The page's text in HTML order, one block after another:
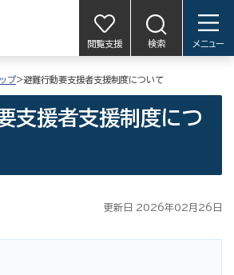
閲覧支援 検索 メニュー
プ>避難行動要支援者支援制度について
支援者支援制度につ
更新日 2026年02月26日